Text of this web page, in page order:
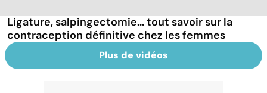
Ligature, salpingectomie... tout savoir sur la
contraception définitive chez les femmes
Plus de vidéos